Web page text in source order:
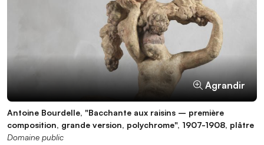
Agrandir
Antoine Bourdelle, "Bacchante aux raisins – première
composition, grande version, polychrome", 1907-1908, plâtre
Domaine public
Agrandir
Antoine Bourdelle, "Papalouké travaille !", s.d., aquarelle
Domaine public